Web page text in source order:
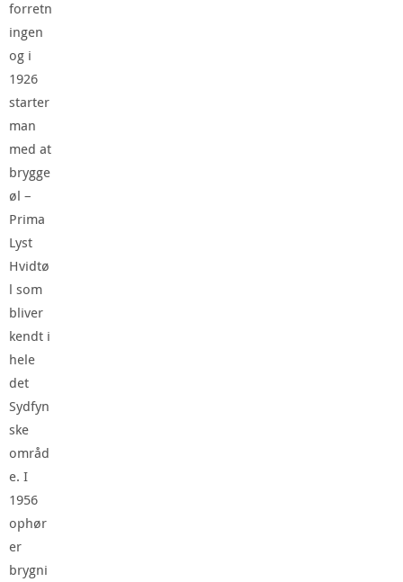
forretn
ingen
og i
1926
starter
man
med at
brygge
øl –
Prima
Lyst
Hvidtø
l som
bliver
kendt i
hele
det
Sydfyn
ske
områd
e. I
1956
ophør
er
brygni